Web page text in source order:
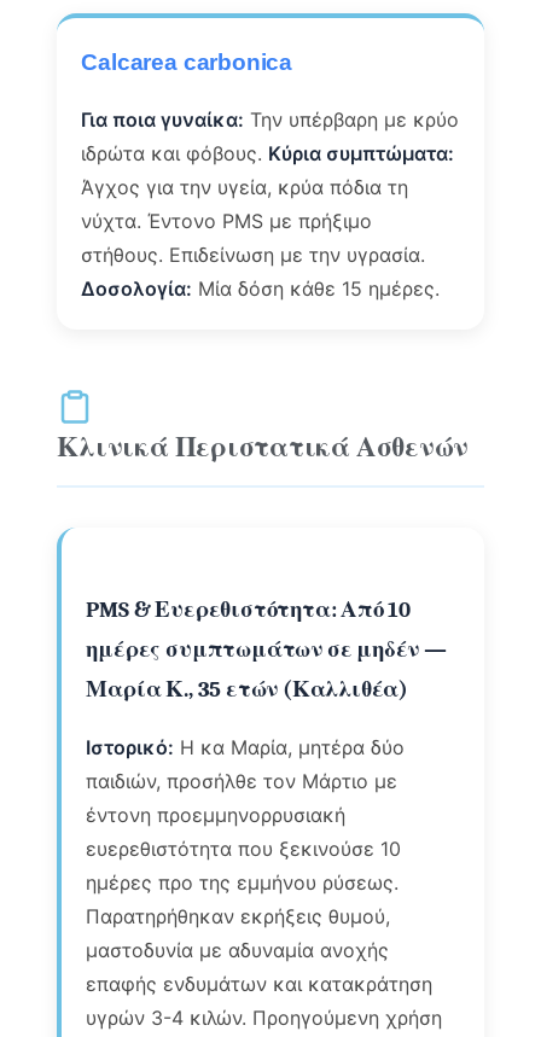
Calcarea carbonica
Για ποια γυναίκα: Την υπέρβαρη με κρύο
ιδρώτα και φόβους. Κύρια συμπτώματα:
Άγχος για την υγεία, κρύα πόδια τη
νύχτα. Έντονο PMS με πρήξιμο
στήθους. Επιδείνωση με την υγρασία.
Δοσολογία: Μία δόση κάθε 15 ημέρες.
Κλινικά Περιστατικά Ασθενών
PMS & Ευερεθιστότητα: Από 10
ημέρες συμπτωμάτων σε μηδέν —
Μαρία Κ., 35 ετών (Καλλιθέα)
Ιστορικό: Η κα Μαρία, μητέρα δύο
παιδιών, προσήλθε τον Μάρτιο με
έντονη προεμμηνορρυσιακή
ευερεθιστότητα που ξεκινούσε 10
ημέρες προ της εμμήνου ρύσεως.
Παρατηρήθηκαν εκρήξεις θυμού,
μαστοδυνία με αδυναμία ανοχής
επαφής ενδυμάτων και κατακράτηση
υγρών 3-4 κιλών. Προηγούμενη χρήση